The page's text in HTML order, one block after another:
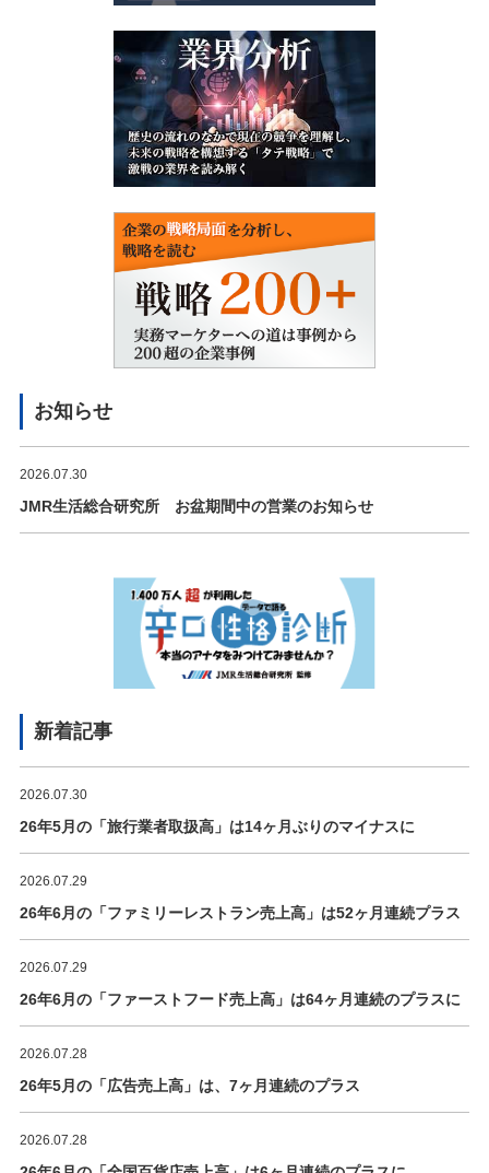
お知らせ
2026.07.30
JMR生活総合研究所 お盆期間中の営業のお知らせ
新着記事
2026.07.30
26年5月の「旅行業者取扱高」は14ヶ月ぶりのマイナスに
2026.07.29
26年6月の「ファミリーレストラン売上高」は52ヶ月連続プラス
2026.07.29
26年6月の「ファーストフード売上高」は64ヶ月連続のプラスに
2026.07.28
26年5月の「広告売上高」は、7ヶ月連続のプラス
2026.07.28